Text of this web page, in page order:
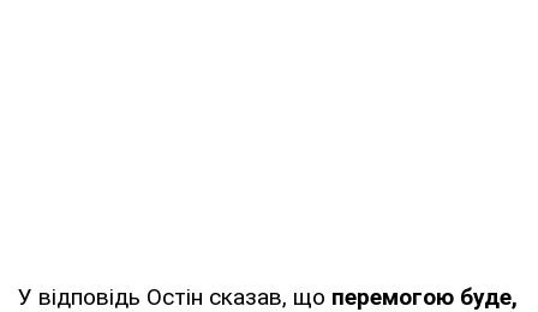
У відповідь Остін сказав, що перемогою буде,